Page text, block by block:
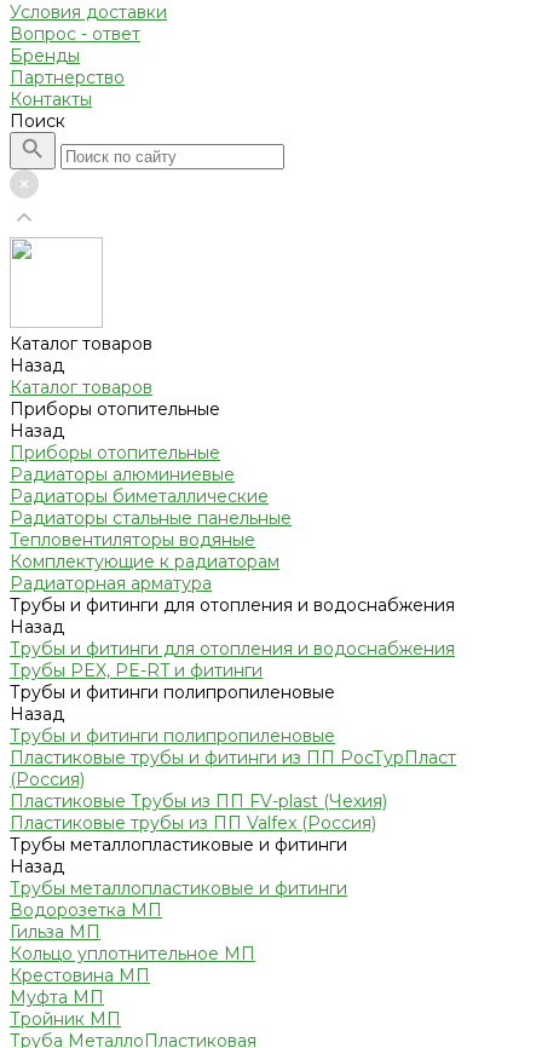
Условия доставки
Вопрос - ответ
Бренды
Партнерство
Контакты
Поиск
Каталог товаров
Назад
Каталог товаров
Приборы отопительные
Назад
Приборы отопительные
Радиаторы алюминиевые
Радиаторы биметаллические
Радиаторы стальные панельные
Тепловентиляторы водяные
Комплектующие к радиаторам
Радиаторная арматура
Трубы и фитинги для отопления и водоснабжения
Назад
Трубы и фитинги для отопления и водоснабжения
Трубы PEX, PE-RT и фитинги
Трубы и фитинги полипропиленовые
Назад
Трубы и фитинги полипропиленовые
Пластиковые трубы и фитинги из ПП РосТурПласт
(Россия)
Пластиковые Трубы из ПП FV-plast (Чехия)
Пластиковые трубы из ПП Valfex (Россия)
Трубы металлопластиковые и фитинги
Назад
Трубы металлопластиковые и фитинги
Водорозетка МП
Гильза МП
Кольцо уплотнительное МП
Крестовина МП
Муфта МП
Тройник МП
Труба МеталлоПластиковая